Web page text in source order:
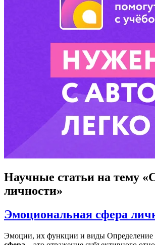
Научные статьи на тему
личности»
Эмоциональная сфера
Эмоции, их функции и виды Определение